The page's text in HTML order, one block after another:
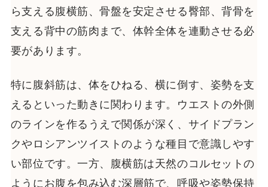
ら支える腹横筋、骨盤を安定させる臀部、背骨を
支える背中の筋肉まで、体幹全体を連動させる必
要があります。
特に腹斜筋は、体をひねる、横に倒す、姿勢を支
えるといった動きに関わります。ウエストの外側
のラインを作るうえで関係が深く、サイドプラン
クやロシアンツイストのような種目で意識しやす
い部位です。一方、腹横筋は天然のコルセットの
ようにお腹を包み込む深層筋で、呼吸や姿勢保持